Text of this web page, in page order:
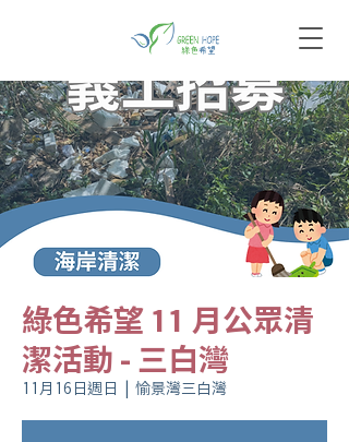
綠色希望 11 月公眾清
潔活動 - 三白灣
11月16日週日
  |
愉景灣三白灣